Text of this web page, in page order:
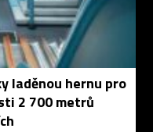
laděnou hernu pro
2 700 metrů